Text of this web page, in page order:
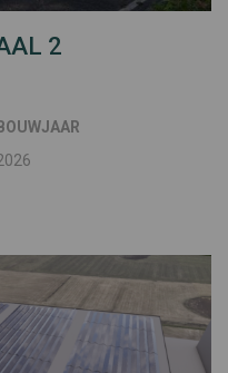
2
BOUWJAAR